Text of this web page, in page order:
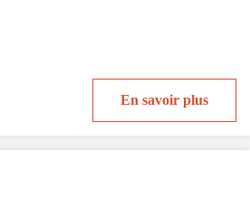
En savoir plus